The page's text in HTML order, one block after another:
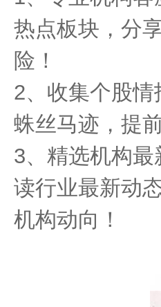
热点板块，分
险！
2、收集个股
蛛丝马迹，提
3、精选机构
读行业最新动
机构动向！